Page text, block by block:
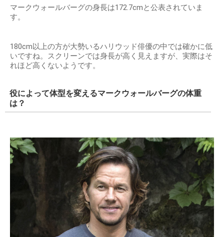
マークウォールバーグの身長は172.7cmと公表されていま
す。
180cm以上の方が大勢いるハリウッド俳優の中では確かに低
いですね。スクリーンでは身長が高く見えますが、実際はそ
れほど高くないようです。
役によって体型を変えるマークウォールバーグの体重
は？